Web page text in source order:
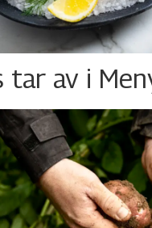
tar av i